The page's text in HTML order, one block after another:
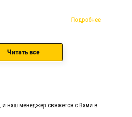
Подробнее
Читать все
и наш менеджер свяжется с Вами в